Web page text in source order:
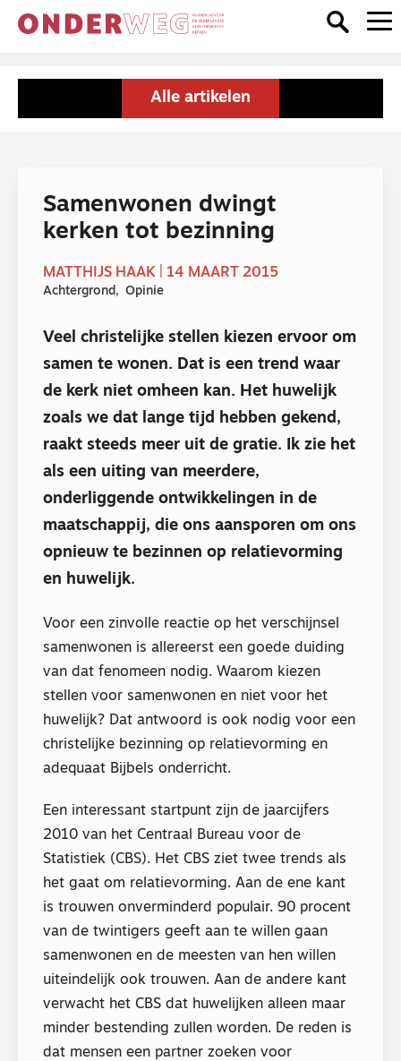
Alle artikelen
Samenwonen dwingt
kerken tot bezinning
MATTHIJS HAAK | 14 MAART 2015
Achtergrond Opinie
Veel christelijke stellen kiezen ervoor om
samen te wonen. Dat is een trend waar
de kerk niet omheen kan. Het huwelijk
zoals we dat lange tijd hebben gekend,
raakt steeds meer uit de gratie. Ik zie het
als een uiting van meerdere,
onderliggende ontwikkelingen in de
maatschappij, die ons aansporen om ons
opnieuw te bezinnen op relatievorming
en huwelijk.
Voor een zinvolle reactie op het verschijnsel
samenwonen is allereerst een goede duiding
van dat fenomeen nodig. Waarom kiezen
stellen voor samenwonen en niet voor het
huwelijk? Dat antwoord is ook nodig voor een
christelijke bezinning op relatievorming en
adequaat Bijbels onderricht.
Een interessant startpunt zijn de jaarcijfers
2010 van het Centraal Bureau voor de
Statistiek (CBS). Het CBS ziet twee trends als
het gaat om relatievorming. Aan de ene kant
is trouwen onverminderd populair. 90 procent
van de twintigers geeft aan te willen gaan
samenwonen en de meesten van hen willen
uiteindelijk ook trouwen. Aan de andere kant
verwacht het CBS dat huwelijken alleen maar
minder bestending zullen worden. De reden is
dat mensen een partner zoeken voor